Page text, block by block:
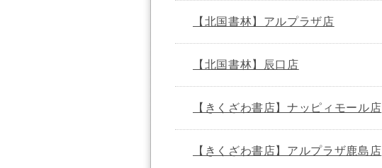
【北国書林】アルプラザ店
【北国書林】辰口店
【きくざわ書店】ナッピィモール店
【きくざわ書店】アルプラザ鹿島店